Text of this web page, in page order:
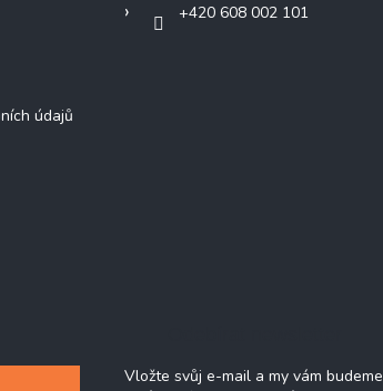
údajů
+420 608 002 101
Vložte svůj e-mail a my vám budeme